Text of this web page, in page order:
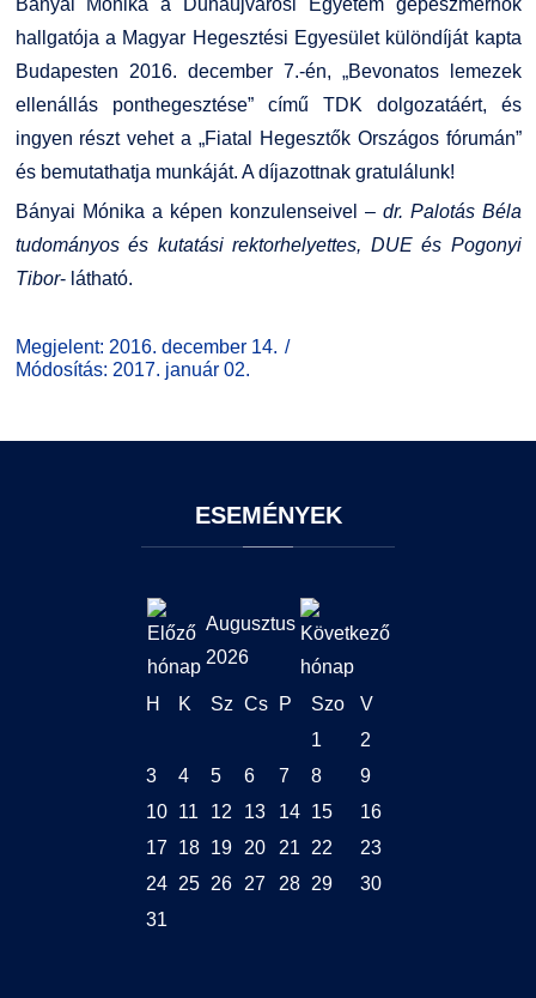
Kiemelt ösztöndíjak
Nemzetközi Lehetőségek
Szolgáltatások
Fordítási Szolgáltatások
DUE Hallgatói laptop használati segédlet
Kapcsolat
TDK/Tehetségnap
Képzési Életpályamodell
Együttműködő partnereink
Bányai Mónika a Dunaújvárosi Egyetem gépészmérnök
hallgatója a Magyar Hegesztési Egyesület különdíját kapta
Budapesten 2016. december 7.-én, „Bevonatos lemezek
ellenállás ponthegesztése” című TDK dolgozatáért, és
ingyen részt vehet a „Fiatal Hegesztők Országos fórumán”
és bemutathatja munkáját. A díjazottnak gratulálunk!
Bányai Mónika a képen konzulenseivel – dr. Palotás Béla
tudományos és kutatási rektorhelyettes, DUE és Pogonyi
Tibor- látható.
Megjelent: 2016. december 14.
Módosítás: 2017. január 02.
ESEMÉNYEK
Augusztus
2026
H K Sz Cs P Szo
V
1
2
3
4 5 6 7 8
9
10
11 12 13 14 15
16
17
18 19 20 21 22
23
24
25 26 27 28 29
30
31